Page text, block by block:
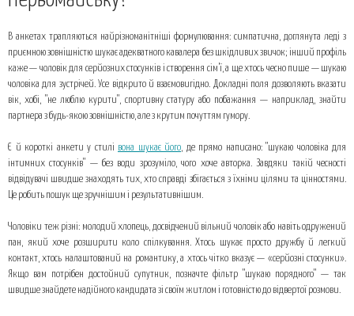
В анкетах трапляються найрізноманітніші формулювання: симпатична, доглянута леді з
приємною зовнішністю шукає адекватного кавалера без шкідливих звичок; інший профіль
каже — чоловік для серйозних стосунків і створення сім’ї, а ще хтось чесно пише — шукаю
чоловіка для зустрічей. Усе відкрито й взаємовигідно. Докладні поля дозволяють вказати
вік, хобі, "не люблю курити", спортивну статуру або побажання — наприклад, знайти
партнера з будь-якою зовнішністю, але з крутим почуттям гумору.
Є й короткі анкети у стилі вона шукає його, де прямо написано: "шукаю чоловіка для
інтимних стосунків" — без води зрозуміло, чого хоче авторка. Завдяки такій чесності
відвідувачі швидше знаходять тих, хто справді збігається з їхніми цілями та цінностями.
Це робить пошук ще зручнішим і результативнішим.
Чоловіки теж різні: молодий хлопець, досвідчений вільний чоловік або навіть одружений
пан, який хоче розширити коло спілкування. Хтось шукає просто дружбу й легкий
контакт, хтось налаштований на романтику, а хтось чітко вказує — «серйозні стосунки».
Якщо вам потрібен достойний супутник, позначте фільтр "шукаю порядного" — так
швидше знайдете надійного кандидата зі своїм житлом і готовністю до відвертої розмови.